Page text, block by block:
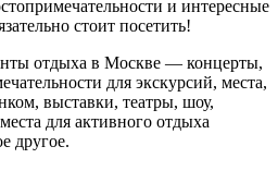
и интересные
стоит посетить!
отдыха в Москве — концерты,
для экскурсий, места,
выставки, театры, шоу,
для активного отдыха
другое.